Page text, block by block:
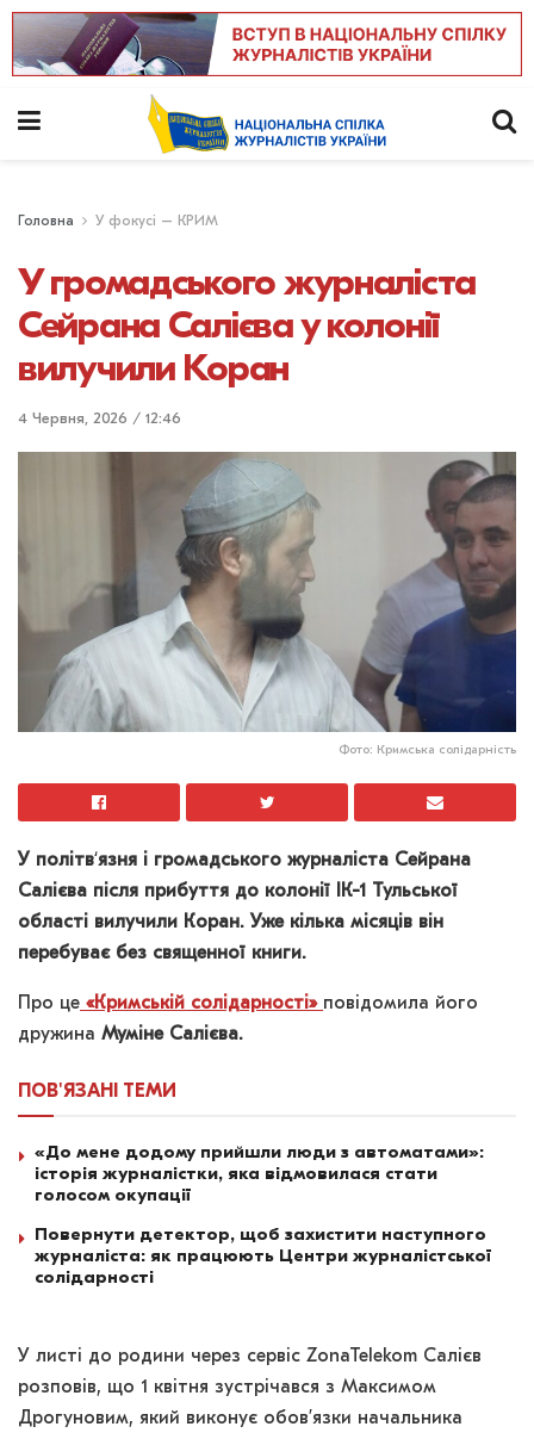
Головна У фокусі – КРИМ
У громадського журналіста
Сейрана Салієва у колонії
вилучили Коран
4 Червня, 2026 / 12:46
Фото: Кримська солідарність
У політв‘язня і громадського журналіста Сейрана
Салієва після прибуття до колонії ІК-1 Тульської
області вилучили Коран. Уже кілька місяців він
перебуває без священної книги.
Про це «Кримській солідарності» повідомила його
дружина Муміне Салієва.
ПОВ'ЯЗАНІ ТЕМИ
«До мене додому прийшли люди з автоматами»:
історія журналістки, яка відмовилася стати
голосом окупації
Повернути детектор, щоб захистити наступного
журналіста: як працюють Центри журналістської
солідарності
У листі до родини через сервіс ZonaTelekom Салієв
розповів, що 1 квітня зустрічався з Максимом
Дрогуновим, який виконує обов’язки начальника